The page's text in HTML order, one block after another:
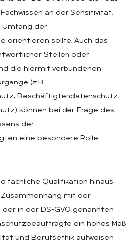
an der Sensitivität,
Umfang der
orientieren sollte. Auch das
Stellen oder
die hiermit verbundenen
(z.B.
Beschäftigtendatenschutz
können bei der Frage des
der
eine besondere Rolle
fachliche Qualifikation hinaus
Zusammenhang mit der
der in der DS-GVO genannten
ein hohes Maß
und Berufsethik aufweisen